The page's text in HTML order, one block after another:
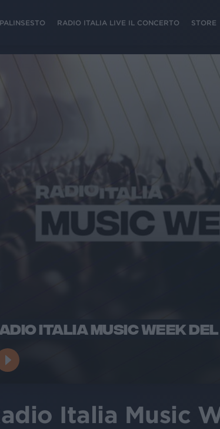
PALINSESTO RADIO ITALIA LIVE IL CONCERTO STORE
ITALIA MUSIC WEEK
Italia Music